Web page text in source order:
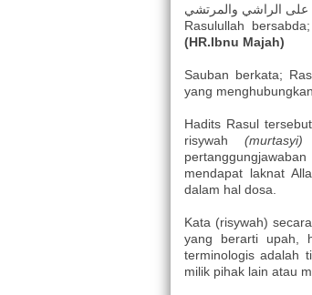
على الراشي والمرتشي
Rasulullah
(HR.Ibnu Majah)
Sauban berkata;
yang
Hadits Rasul
risywah (murtasyi)
mendapat laknat
dalam hal dosa.
Kata (risywah)
yang berarti upah,
terminologis adalah
milik pihak lain atau